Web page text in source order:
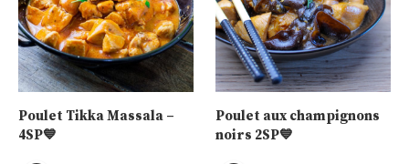
Poulet Tikka Massala –
4SP💙
Poulet aux champignons
noirs 2SP💙